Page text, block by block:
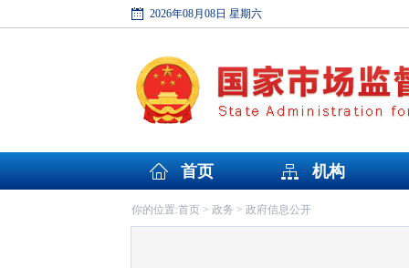
2026年08月08日 星期六
首页 机构
你的位置:首页> 政务 > 政府信息公开